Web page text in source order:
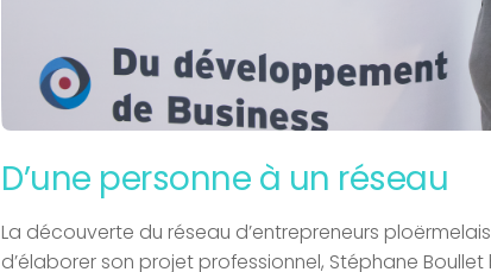
D’une personne à un réseau
La découverte du réseau d’entrepreneurs
d’élaborer son projet professionnel, Stéphane